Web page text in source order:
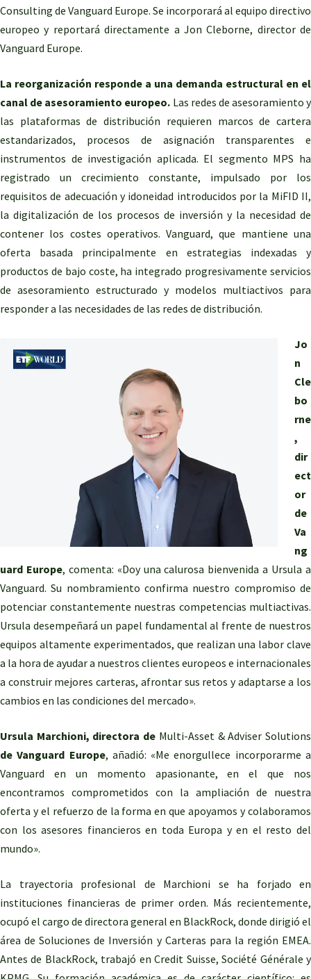
Consulting de Vanguard Europe. Se incorporará al equipo directivo
europeo y reportará directamente a Jon Cleborne, director de
Vanguard Europe.
La reorganización responde a una demanda estructural en el
canal de asesoramiento europeo. Las redes de asesoramiento y
las plataformas de distribución requieren marcos de cartera
estandarizados, procesos de asignación transparentes e
instrumentos de investigación aplicada. El segmento MPS ha
registrado un crecimiento constante, impulsado por los
requisitos de adecuación y idoneidad introducidos por la MiFID II,
la digitalización de los procesos de inversión y la necesidad de
contener los costes operativos. Vanguard, que mantiene una
oferta basada principalmente en estrategias indexadas y
productos de bajo coste, ha integrado progresivamente servicios
de asesoramiento estructurado y modelos multiactivos para
responder a las necesidades de las redes de distribución.
Jo
n
Cle
bo
rne
,
dir
ect
or
de
Va
ng
uard Europe, comenta: «Doy una calurosa bienvenida a Ursula a
Vanguard. Su nombramiento confirma nuestro compromiso de
potenciar constantemente nuestras competencias multiactivas.
Ursula desempeñará un papel fundamental al frente de nuestros
equipos altamente experimentados, que realizan una labor clave
a la hora de ayudar a nuestros clientes europeos e internacionales
a construir mejores carteras, afrontar sus retos y adaptarse a los
cambios en las condiciones del mercado».
Ursula Marchioni, directora de Multi-Asset & Adviser Solutions
de Vanguard Europe, añadió: «Me enorgullece incorporarme a
Vanguard en un momento apasionante, en el que nos
encontramos comprometidos con la ampliación de nuestra
oferta y el refuerzo de la forma en que apoyamos y colaboramos
con los asesores financieros en toda Europa y en el resto del
mundo».
La trayectoria profesional de Marchioni se ha forjado en
instituciones financieras de primer orden. Más recientemente,
ocupó el cargo de directora general en BlackRock, donde dirigió el
área de Soluciones de Inversión y Carteras para la región EMEA.
Antes de BlackRock, trabajó en Credit Suisse, Société Générale y